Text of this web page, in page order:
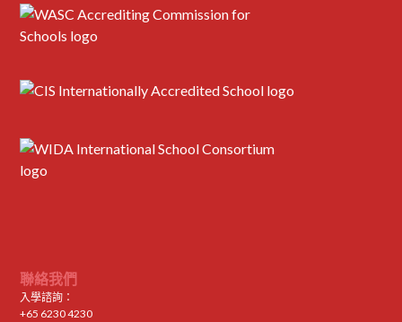
聯絡我們
入學諮詢：
+65 6230 4230